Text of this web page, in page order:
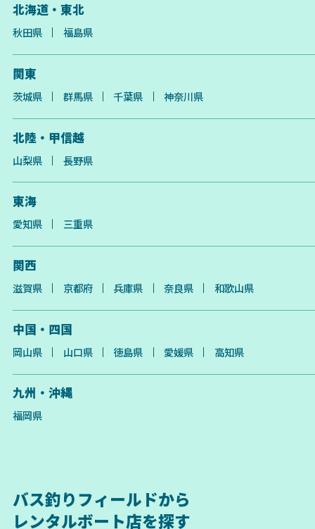
北海道・東北
秋田県 福島県
関東
茨城県 群馬県 千葉県 神奈川県
北陸・甲信越
山梨県 長野県
東海
愛知県 三重県
関西
滋賀県 京都府 兵庫県 奈良県 和歌山県
中国・四国
岡山県 山口県 徳島県 愛媛県 高知県
九州・沖縄
福岡県
バス釣りフィールドから
レンタルボート店を探す